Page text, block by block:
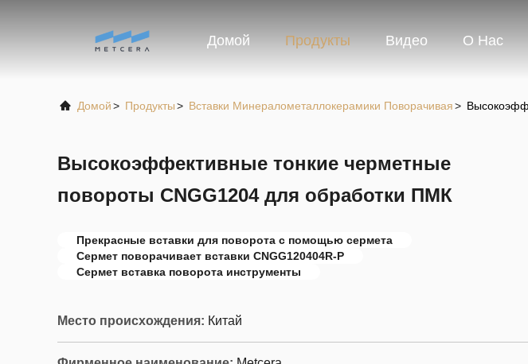
Домой Продукты Видео О Нас
Домой> Продукты> Вставки Минералометаллокерамики Поворачивая>
Высокоэффективные тонкие черметные
повороты CNGG1204 для обработки ПМК
Прекрасные вставки для поворота с помощью сермета
Сермет поворачивает вставки CNGG120404R-P
Сермет вставка поворота инструменты
Место происхождения: Китай